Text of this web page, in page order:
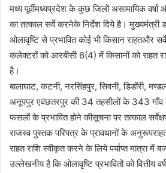
मध्य पूर्वीमध्यप्रदेश के कुछ जिलों असामायिक
का तत्काल सर्वे करनेके निर्देश दिये है। मुख्यमंत्री
ओलावृष्टि से प्रभावित कोई भी किसान राहतऔर
कलेक्टरों को आरबीसी 6(4) में किसानों को राहत
है।
बालाघाट, कटनी, नरसिंहपुर, सिवनी, डिडोंरी,
अनूपपुर एवंछतरपुर की 34 तहसीलों के 343 गाँव
फसलों के प्रभावित होने कीसूचना पर तत्काल
राजस्व पुस्तक परिपत्र के प्रावधानों के
राहत राशि स्वीकृत करने के लिये पर्याप्त मात्रा में
उल्लेखनीय है कि ओलावृष्टि प्रभावितों को